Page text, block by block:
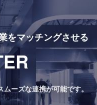
をマッチングさせる
ムーズな連携が可能です。